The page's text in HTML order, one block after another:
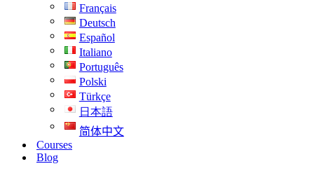
Français
Deutsch
Español
Italiano
Português
Polski
Türkçe
日本語
简体中文
Courses
Blog